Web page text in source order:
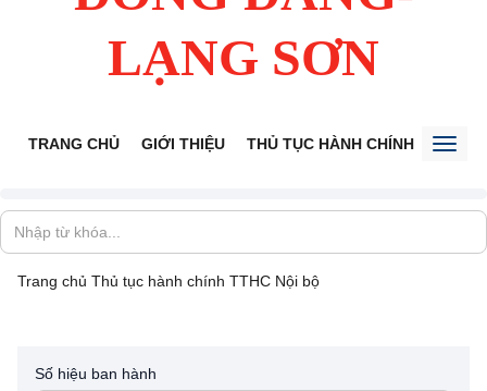
LẠNG SƠN
TRANG CHỦ GIỚI THIỆU THỦ TỤC HÀNH CHÍNH TIẾP
Trang chủ Thủ tục hành chính TTHC Nội bộ
Số hiệu ban hành